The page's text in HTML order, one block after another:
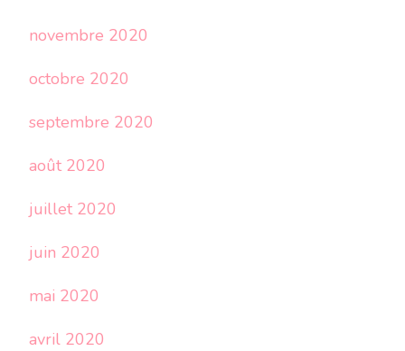
novembre 2020
octobre 2020
septembre 2020
août 2020
juillet 2020
juin 2020
mai 2020
avril 2020